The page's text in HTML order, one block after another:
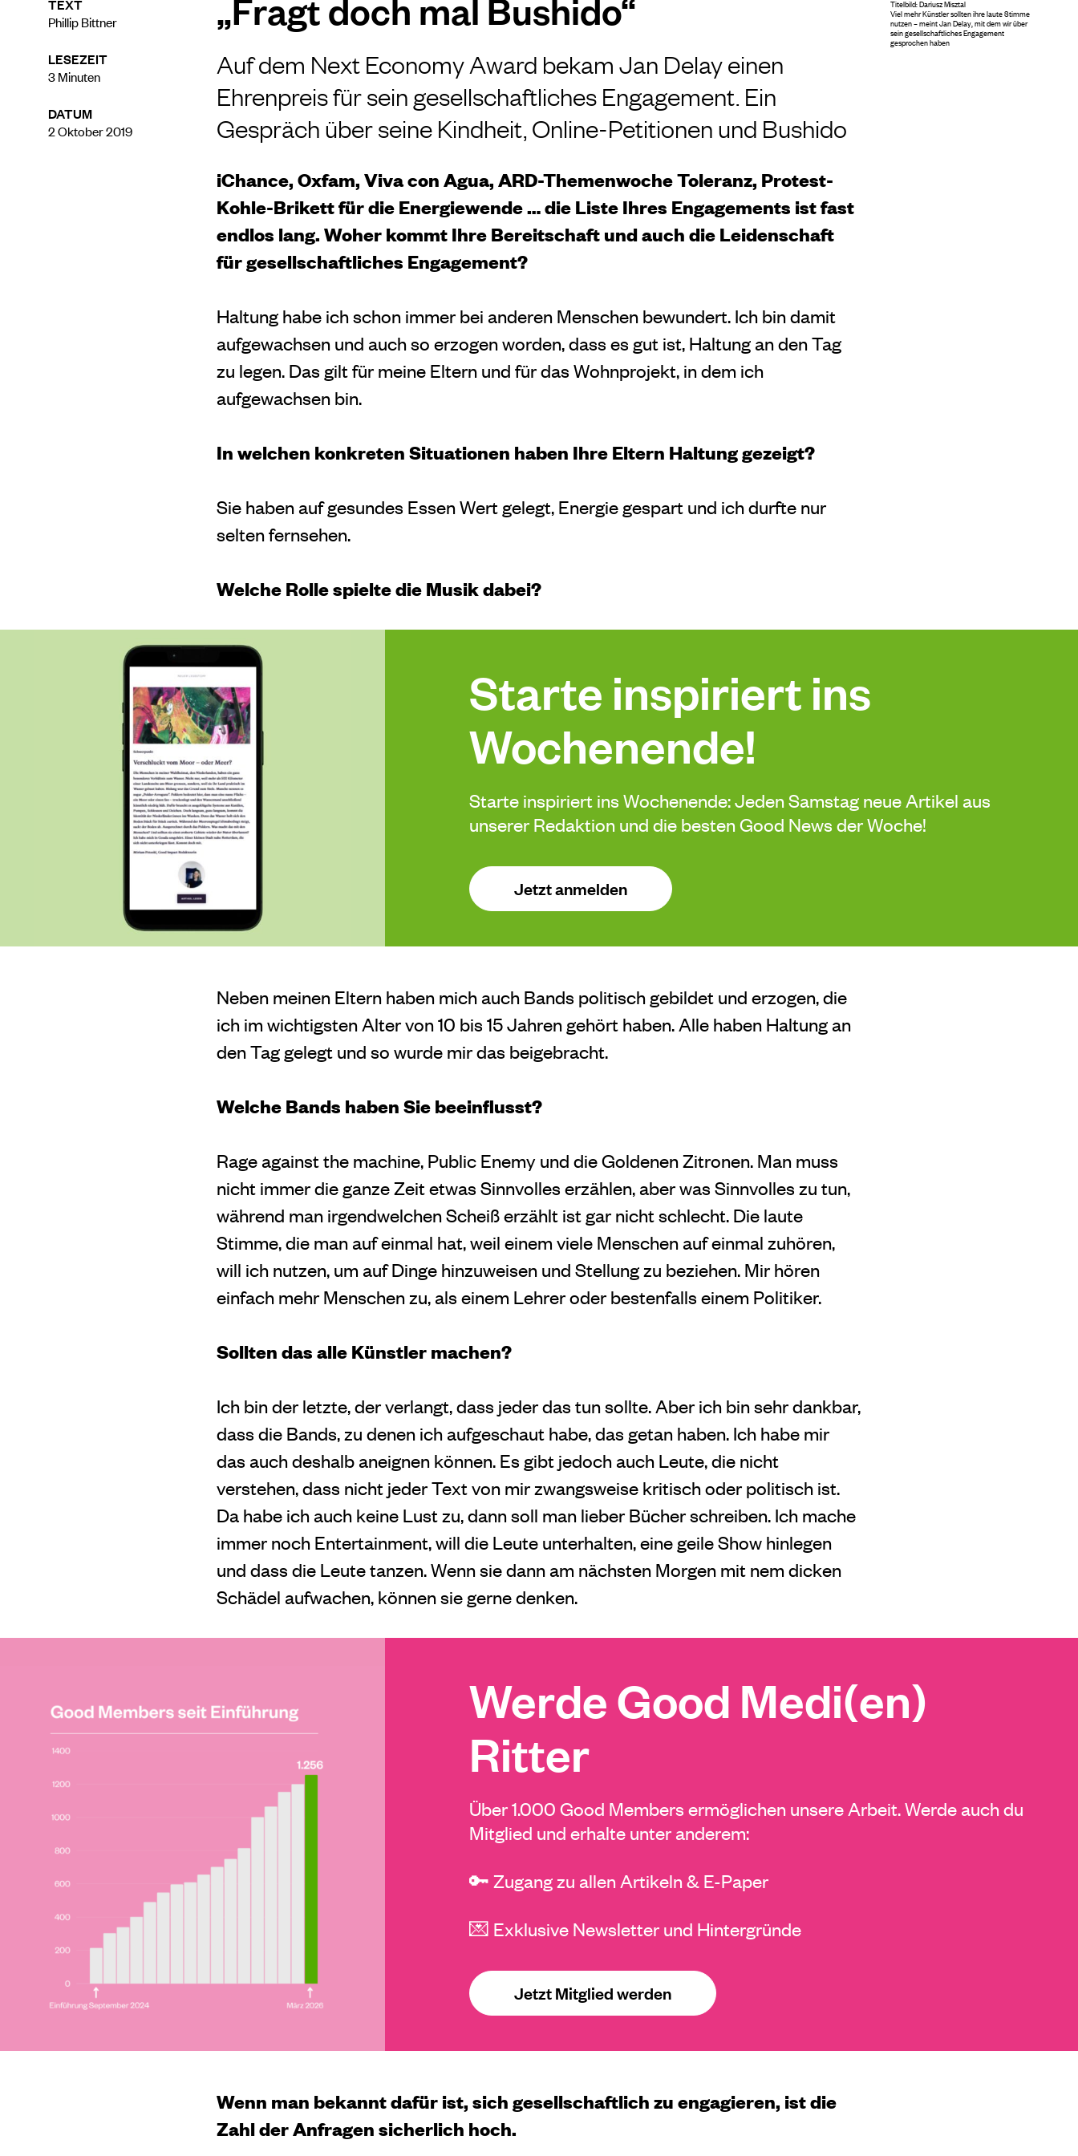
TEXT
Phillip Bittner
LESEZEIT
3Minuten
DATUM
2 Oktober 2019
„Fragt doch mal Bushido“
Auf dem Next Economy Award bekam Jan Delay einen
Ehrenpreis für sein gesellschaftliches Engagement. Ein
Gespräch über seine Kindheit, Online-Petitionen und Bushido
iChance, Oxfam, Viva con Agua, ARD-Themenwoche Toleranz, Protest-
Kohle-Brikett für die Energiewende … die Liste Ihres Engagements ist fast
endlos lang. Woher kommt Ihre Bereitschaft und auch die Leidenschaft
für gesellschaftliches Engagement?
Haltung habe ich schon immer bei anderen Menschen bewundert. Ich bin damit
aufgewachsen und auch so erzogen worden, dass es gut ist, Haltung an den Tag
zu legen. Das gilt für meine Eltern und für das Wohnprojekt, in dem ich
aufgewachsen bin.
In welchen konkreten Situationen haben Ihre Eltern Haltung gezeigt?
Sie haben auf gesundes Essen Wert gelegt, Energie gespart und ich durfte nur
selten fernsehen.
Welche Rolle spielte die Musik dabei?
Starte inspiriert ins
Wochenende!
Starte inspiriert ins Wochenende: Jeden Samstag neue Artikel aus
unserer Redaktion und die besten Good News der Woche!
Jetzt anmelden
Neben meinen Eltern haben mich auch Bands politisch gebildet und erzogen, die
ich im wichtigsten Alter von 10 bis 15 Jahren gehört haben. Alle haben Haltung an
den Tag gelegt und so wurde mir das beigebracht.
Welche Bands haben Sie beeinflusst?
Rage against the machine, Public Enemy und die Goldenen Zitronen. Man muss
nicht immer die ganze Zeit etwas Sinnvolles erzählen, aber was Sinnvolles zu tun,
während man irgendwelchen Scheiß erzählt ist gar nicht schlecht. Die laute
Stimme, die man auf einmal hat, weil einem viele Menschen auf einmal zuhören,
will ich nutzen, um auf Dinge hinzuweisen und Stellung zu beziehen. Mir hören
einfach mehr Menschen zu, als einem Lehrer oder bestenfalls einem Politiker.
Sollten das alle Künstler machen?
Ich bin der letzte, der verlangt, dass jeder das tun sollte. Aber ich bin sehr dankbar,
dass die Bands, zu denen ich aufgeschaut habe, das getan haben. Ich habe mir
das auch deshalb aneignen können. Es gibt jedoch auch Leute, die nicht
verstehen, dass nicht jeder Text von mir zwangsweise kritisch oder politisch ist.
Da habe ich auch keine Lust zu, dann soll man lieber Bücher schreiben. Ich mache
immer noch Entertainment, will die Leute unterhalten, eine geile Show hinlegen
und dass die Leute tanzen. Wenn sie dann am nächsten Morgen mit nem dicken
Schädel aufwachen, können sie gerne denken.
Werde Good Medi(en)
Ritter
Über 1.000 Good Members ermöglichen unsere Arbeit. Werde auch du
Mitglied und erhalte unter anderem:
🔑 Zugang zu allen Artikeln & E-Paper
💌 Exklusive Newsletter und Hintergründe
Jetzt Mitglied werden
Wenn man bekannt dafür ist, sich gesellschaftlich zu engagieren, ist die
Zahl der Anfragen sicherlich hoch.
Titelbild: Dariusz Misztal
Viel mehr Künstler sollten ihre laute Stimme
nutzen – meint Jan Delay, mit dem wir über
sein gesellschaftliches Engagement
gesprochen haben